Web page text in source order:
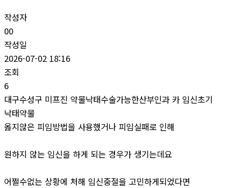
작성자
00
작성일
2026-07-02 18:16
조회
6
대구수성구 미프진 약물낙태수술가능한산부인과 카 임신초기
낙­태약물
옳지않은 피임방법을 사용했거나 피임실패로 인해
원하지 않는 임신을 하게 되는 경우가 생기는데요
어쩔수없는 상황에 처해 임신중절을 고민하게되었다면